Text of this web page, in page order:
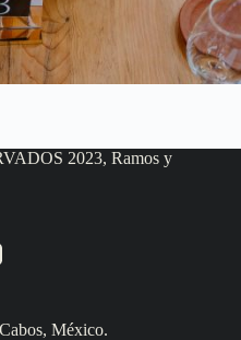
2023, Ramos y
México.